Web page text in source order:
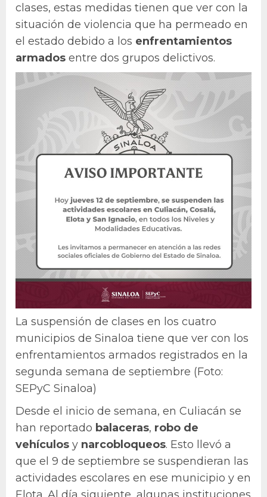
clases, estas medidas tienen que ver con la
situación de violencia que ha permeado en
el estado debido a los enfrentamientos
armados entre dos grupos delictivos.
La suspensión de clases en los cuatro
municipios de Sinaloa tiene que ver con los
enfrentamientos armados registrados en la
segunda semana de septiembre (Foto:
SEPyC Sinaloa)
Desde el inicio de semana, en Culiacán se
han reportado balaceras, robo de
vehículos y narcobloqueos. Esto llevó a
que el 9 de septiembre se suspendieran las
actividades escolares en ese municipio y en